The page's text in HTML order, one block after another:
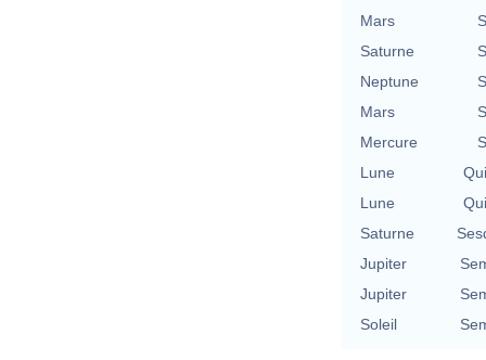
Mars
Saturne
Neptune
Mars
Mercure
Lune
Lune
Saturne
Jupiter
Jupiter
Soleil